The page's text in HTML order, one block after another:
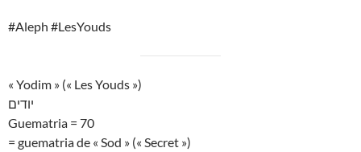
#Aleph #LesYouds
« Yodim » (« Les Youds »)
יודים
Guematria = 70
= guematria de « Sod » (« Secret »)